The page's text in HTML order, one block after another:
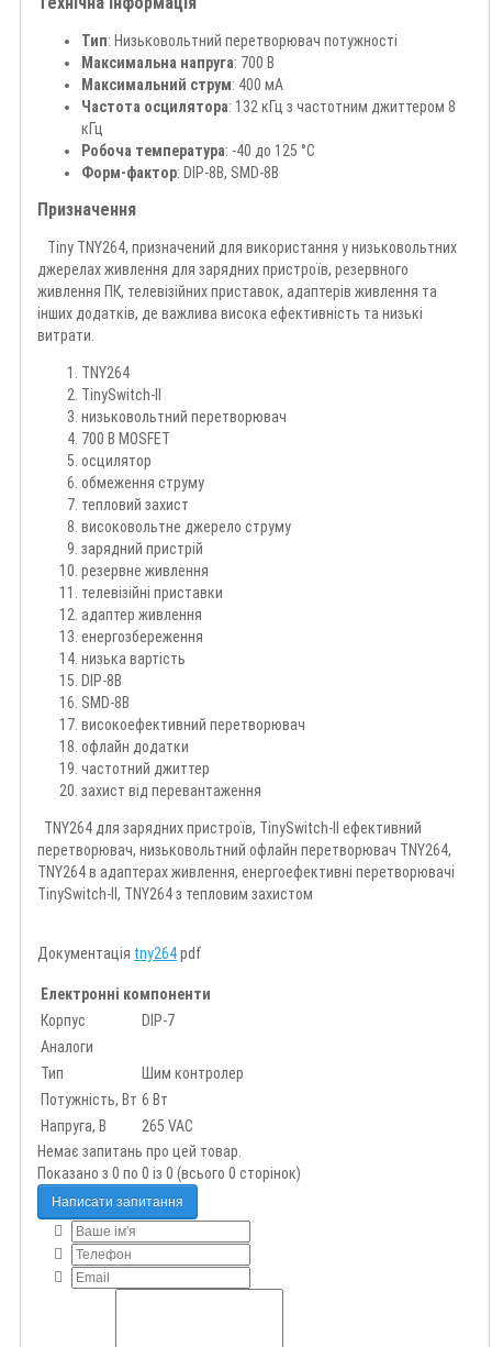
Тип: Низьковольтний перетворювач потужності
Максимальна напруга: 700 В
Максимальний струм: 400 мА
Частота осцилятора: 132 кГц з частотним джиттером 8
кГц
Робоча температура: -40 до 125 °C
Форм-фактор: DIP-8B, SMD-8B
Призначення
Tiny TNY264, призначений для використання у низьковольтних
джерелах живлення для зарядних пристроїв, резервного
живлення ПК, телевізійних приставок, адаптерів живлення та
інших додатків, де важлива висока ефективність та низькі
витрати.
TNY264
TinySwitch-II
низьковольтний перетворювач
700 В MOSFET
осцилятор
обмеження струму
тепловий захист
високовольтне джерело струму
зарядний пристрій
резервне живлення
телевізійні приставки
адаптер живлення
енергозбереження
низька вартість
DIP-8B
SMD-8B
високоефективний перетворювач
офлайн додатки
частотний джиттер
захист від перевантаження
TNY264 для зарядних пристроїв, TinySwitch-II ефективний
перетворювач, низьковольтний офлайн перетворювач TNY264,
TNY264 в адаптерах живлення, енергоефективні перетворювачі
TinySwitch-II, TNY264 з тепловим захистом
Документація tny264pdf
Електронні компоненти
Корпус
DIP-7
Аналоги
Тип
Шим контролер
Потужність, Вт 6 Вт
Напруга, В
265 VAC
Немає запитань про цей товар.
Показано з 0 по 0 із 0 (всього 0 сторінок)
Написати запитання